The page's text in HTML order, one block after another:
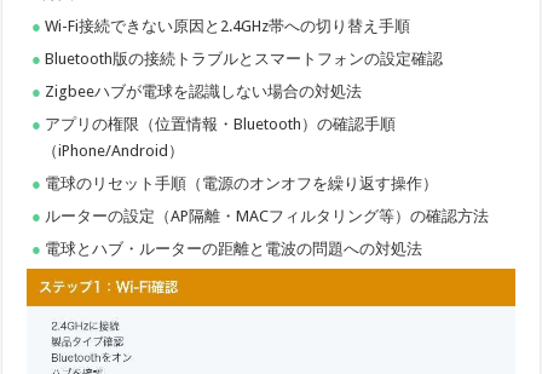
Wi-Fi接続できない原因と2.4GHz帯への切り替え手順
Bluetooth版の接続トラブルとスマートフォンの設定確認
Zigbeeハブが電球を認識しない場合の対処法
アプリの権限（位置情報・Bluetooth）の確認手順
（iPhone/Android）
電球のリセット手順（電源のオンオフを繰り返す操作）
ルーターの設定（AP隔離・MACフィルタリング等）の確認方法
電球とハブ・ルーターの距離と電波の問題への対処法